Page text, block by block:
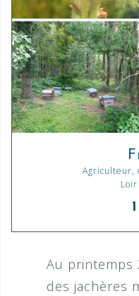
Agriculteur,
Au printemps
des jachères